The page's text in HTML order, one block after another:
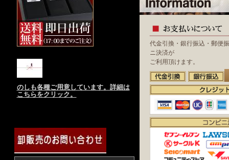
のしも各種ご用意しています。詳細は
こちらをクリック。
代金引換・銀行振込・郵便
ニ決済が
ご利用頂けます。